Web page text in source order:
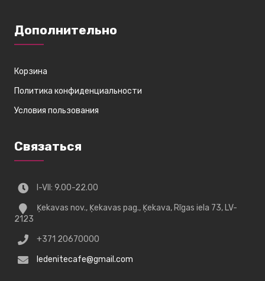
Дополнительно
Корзина
Политика конфиденциальности
Условия пользования
Связаться
I-VII: 9.00-22.00
Ķekavas nov., Ķekavas pag., Ķekava, Rīgas iela 73, LV-
2123
+371 20670000
ledenitecafe@gmail.com